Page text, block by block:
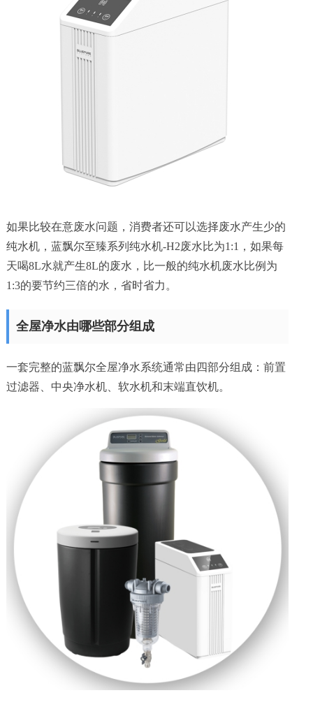
如果比较在意废水问题，消费者还可以选择废水产生少的
纯水机，蓝飘尔至臻系列纯水机-H2废水比为1:1，如果每
天喝8L水就产生8L的废水，比一般的纯水机废水比例为
1:3的要节约三倍的水，省时省力。
全屋净水由哪些部分组成
一套完整的蓝飘尔全屋净水系统通常由四部分组成：前置
过滤器、中央净水机、软水机和末端直饮机。